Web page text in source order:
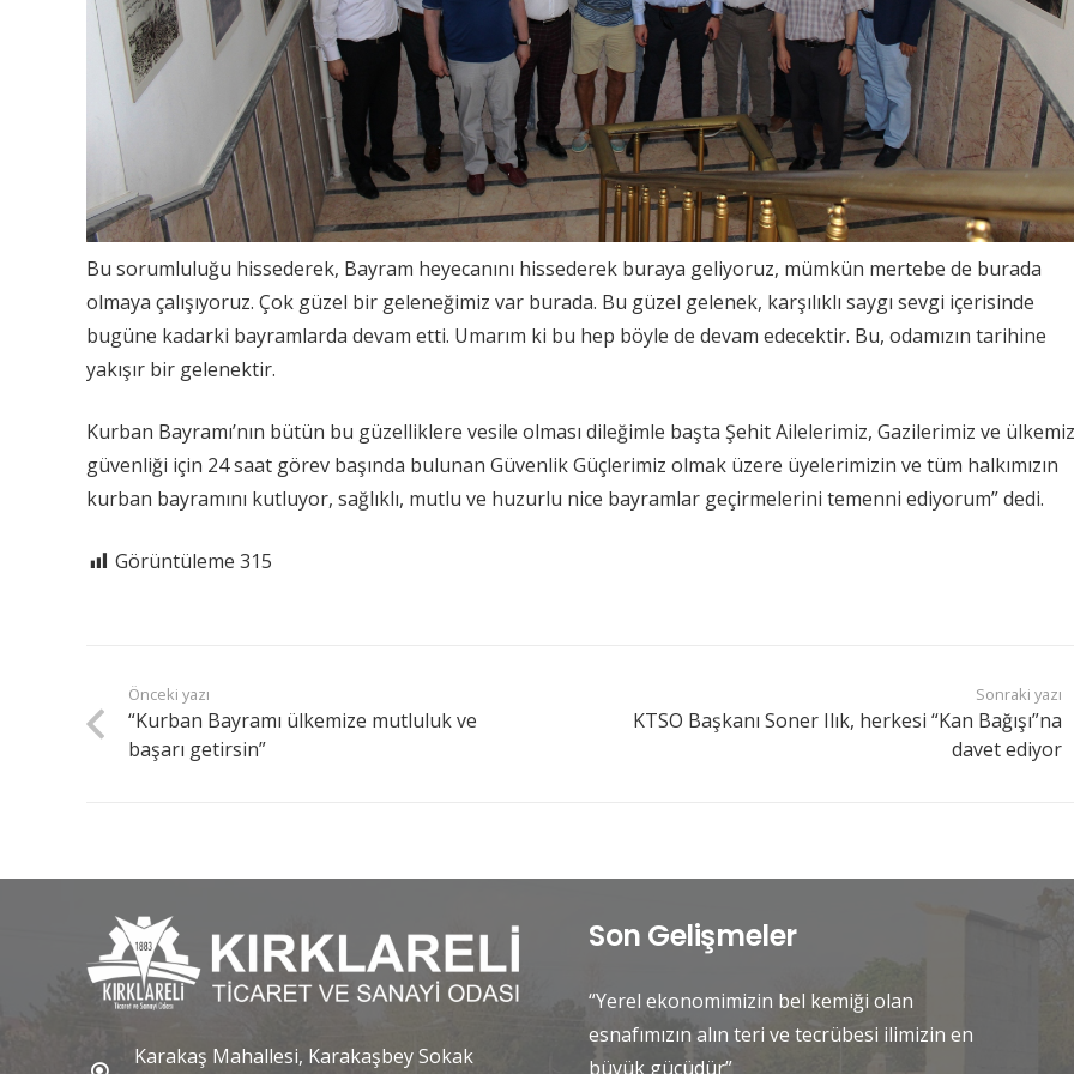
Bu sorumluluğu hissederek, Bayram heyecanını hissederek buraya geliyoruz, mümkün mertebe de burada
olmaya çalışıyoruz. Çok güzel bir geleneğimiz var burada. Bu güzel gelenek, karşılıklı saygı sevgi içerisinde
bugüne kadarki bayramlarda devam etti. Umarım ki bu hep böyle de devam edecektir. Bu, odamızın tarihine
yakışır bir gelenektir.
Kurban Bayramı’nın bütün bu güzelliklere vesile olması dileğimle başta Şehit Ailelerimiz, Gazilerimiz ve
güvenliği için 24 saat görev başında bulunan Güvenlik Güçlerimiz olmak üzere üyelerimizin ve tüm halkımızın
kurban bayramını kutluyor, sağlıklı, mutlu ve huzurlu nice bayramlar geçirmelerini temenni ediyorum” dedi.
Görüntüleme 315
Önceki yazı
“Kurban Bayramı ülkemize mutluluk ve
başarı getirsin”
Sonraki yazı
KTSO Başkanı Soner Ilık, herkesi “Kan Bağışı”na
davet ediyor
Karakaş Mahallesi, Karakaşbey Sokak
Son Gelişmeler
“Yerel ekonomimizin bel kemiği olan
esnafımızın alın teri ve tecrübesi ilimizin en
büyük gücüdür”